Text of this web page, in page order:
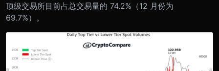
顶级交易所目前占总交易量的 74.2%（12 月份为
69.7%）。